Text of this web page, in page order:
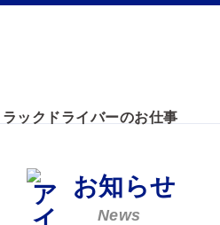
ラックドライバーのお仕事
お知らせ
News